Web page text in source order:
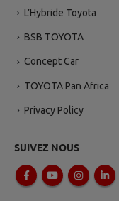
L’Hybride Toyota
BSB TOYOTA
Concept Car
TOYOTA Pan Africa
Privacy Policy
SUIVEZ NOUS